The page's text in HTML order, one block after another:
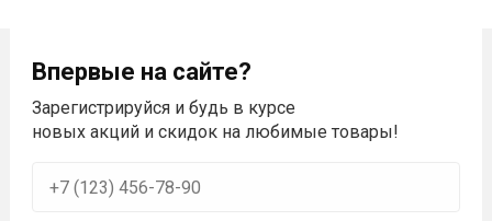
Впервые на сайте?
Зарегистрируйся и будь в курсе
новых акций и скидок на любимые товары!